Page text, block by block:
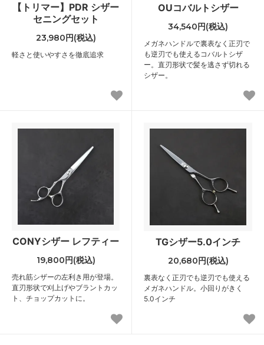
【トリマー】PDR シザー
セニングセット
23,980円(税込)
軽さと使いやすさを徹底追求
OUコバルトシザー
34,540円(税込)
メガネハンドルで裏表なく正刃で
も逆刃でも使えるコバルトシザ
ー。直刃形状で髪を逃さず切れる
シザー。
CONYシザー レフティー
19,800円(税込)
売れ筋シザーの左利き用が登場。
直刃形状で刈上げやブラントカッ
ト、チョップカットに。
TGシザー5.0インチ
20,680円(税込)
裏表なく正刃でも逆刃でも使える
メガネハンドル。小回りがきく
5.0インチ